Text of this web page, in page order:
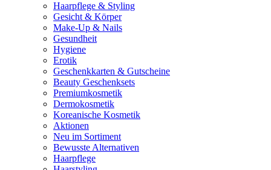
Haarpflege & Styling
Gesicht & Körper
Make-Up & Nails
Gesundheit
Hygiene
Erotik
Geschenkkarten & Gutscheine
Beauty Geschenksets
Premiumkosmetik
Dermokosmetik
Koreanische Kosmetik
Aktionen
Neu im Sortiment
Bewusste Alternativen
Haarpflege